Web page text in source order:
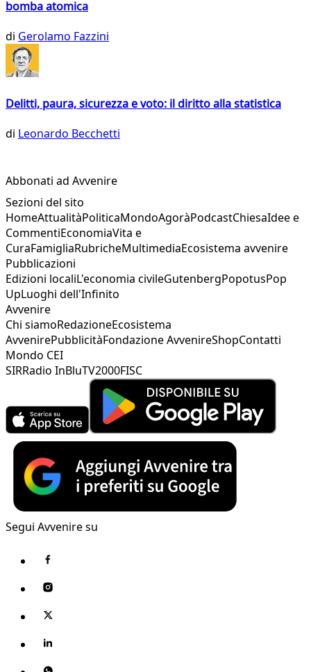
bomba atomica
di Gerolamo Fazzini
Delitti, paura, sicurezza e voto: il diritto alla statistica
di Leonardo Becchetti
Abbonati ad Avvenire
Sezioni del sito
HomeAttualitàPoliticaMondoAgoràPodcastChiesaIdee e
CommentiEconomiaVita e
CuraFamigliaRubricheMultimediaEcosistema avvenire
Pubblicazioni
Edizioni localiL'economia civileGutenbergPopotusPop
UpLuoghi dell'Infinito
Avvenire
Chi siamoRedazioneEcosistema
AvvenirePubblicitàFondazione AvvenireShopContatti
Mondo CEI
SIRRadio InBluTV2000FISC
Segui Avvenire su